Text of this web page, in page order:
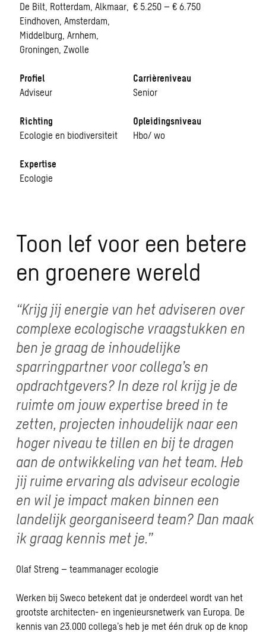
De Bilt, Rotterdam, Alkmaar,
Eindhoven, Amsterdam,
Middelburg, Arnhem,
Groningen, Zwolle
€ 5.250 – € 6.750
Profiel
Adviseur
Carrièreniveau
Senior
Richting
Ecologie en biodiversiteit
Opleidingsniveau
Hbo/ wo
Expertise
Ecologie
Toon lef voor een betere
en groenere wereld
“Krijg jij energie van het adviseren over
complexe ecologische vraagstukken en
ben je graag de inhoudelijke
sparringpartner voor collega’s en
opdrachtgevers? In deze rol krijg je de
ruimte om jouw expertise breed in te
zetten, projecten inhoudelijk naar een
hoger niveau te tillen en bij te dragen
aan de ontwikkeling van het team. Heb
jij ruime ervaring als adviseur ecologie
en wil je impact maken binnen een
landelijk georganiseerd team? Dan maak
ik graag kennis met je.”
Olaf Streng – teammanager ecologie
Werken bij Sweco betekent dat je onderdeel wordt van het
grootste architecten- en ingenieursnetwerk van Europa. De
kennis van 23.000 collega’s heb je met één druk op de knop